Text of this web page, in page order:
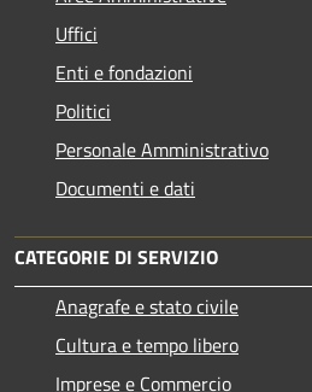
Uffici
Enti e fondazioni
Politici
Personale Amministrativo
Documenti e dati
CATEGORIE DI SERVIZIO
Anagrafe e stato civile
Cultura e tempo libero
Imprese e Commercio